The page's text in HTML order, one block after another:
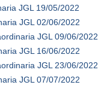
JGL 19/05/2022
JGL 02/06/2022
JGL 09/06/2022
JGL 16/06/2022
JGL 23/06/2022
JGL 07/07/2022